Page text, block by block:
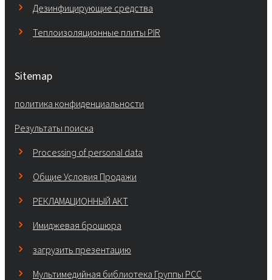
Дезинфицирующие средства
Теплоизоляционные плиты PIR
Sitemap
политика конфиденциальности
Результаты поиска
Processing of personal data
Общие Условия Продажи
РЕКЛАМАЦИОННЫЙ АКТ
Имиджевая брошюра
загрузить презентацию
Мультимедийная библиотека Группы РСС